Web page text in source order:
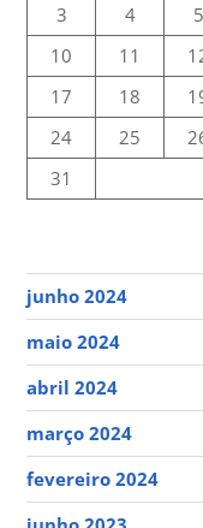
3
4 5
10
11
17
18
24
25
31
junho 2024
maio 2024
abril 2024
março 2024
fevereiro 2024